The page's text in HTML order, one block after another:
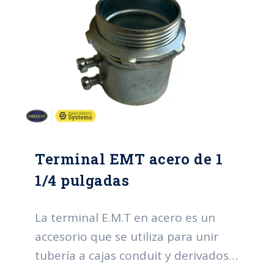
Terminal EMT acero de 1
1/4 pulgadas
La terminal E.M.T en acero es un
accesorio que se utiliza para unir
tubería a cajas conduit y derivados.